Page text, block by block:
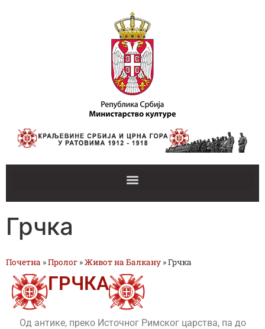
Грчка
Почетна »Пролог »Живот на Балкану »Грчка
ГРЧКА
Од антике, преко Источног Римског царства, па до